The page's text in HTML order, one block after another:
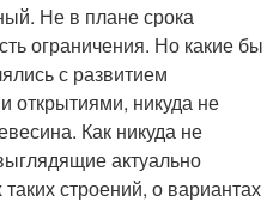
Не в плане срока
ограничения. Но какие бы
с развитием
никуда не
Как никуда не
актуально
строений, о вариантах